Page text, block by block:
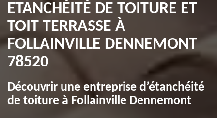
ETANCHÉITÉ DE TOITURE ET
TOIT TERRASSE À
FOLLAINVILLE DENNEMONT
78520
Découvrir une entreprise d’étanchéité
de toiture à Follainville Dennemont